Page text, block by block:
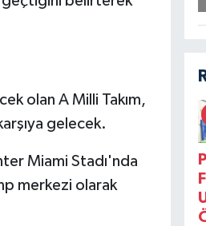
olan A Milli Takım,
gelecek.
Miami Stadı'nda
merkezi olarak